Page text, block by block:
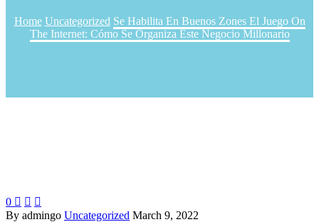
Home Uncategorized Se Habilita En Buenos Zones El Juego On
The Internet: Cómo Se Organiza Este Negocio Millonario
0   
By admingo Uncategorized March 9, 2022